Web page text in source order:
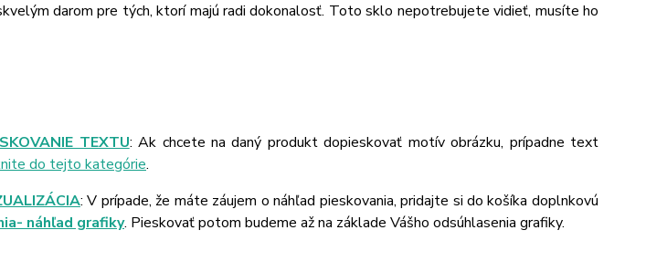
darom pre tých, ktorí majú radi dokonalosť. Toto sklo nepotrebujete vidieť, musíte ho
TEXTU: Ak chcete na daný produkt dopieskovať motív obrázku, prípadne text
do tejto kategórie.
: V prípade, že máte záujem o náhľad pieskovania, pridajte si do košíka doplnkovú
náhľad grafiky. Pieskovať potom budeme až na základe Vášho odsúhlasenia grafiky.